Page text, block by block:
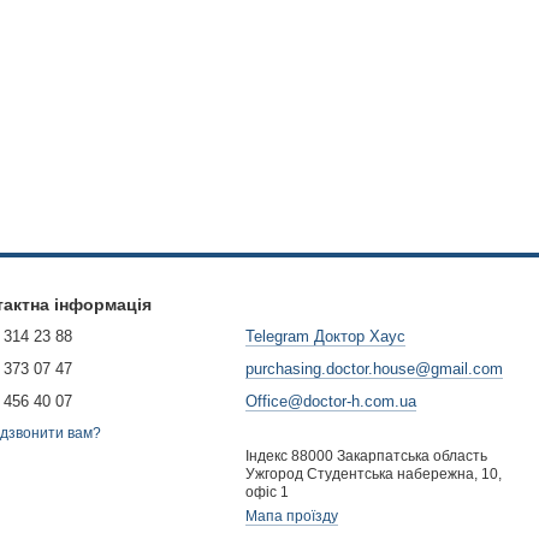
високу сумісність із електронними та
саме для вашої моделі машини, щоб забезпечити
цього слід дотримуватися таких кроків:
інформація
314 23 88
373 07 47
456 40 07
вам?
Telegram Доктор Хаус
purchasing.doctor.house@gmail.com
Office@doctor-h.com.ua
Індекс 88000 Закарпатська область
Ужгород Студентська набережна, 10,
офіс 1
Мапа проїзду